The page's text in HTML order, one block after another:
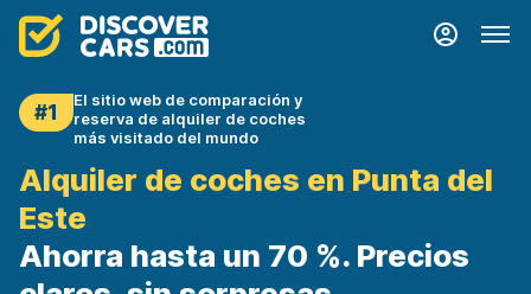
#1
El sitio web de comparación y
reserva de alquiler de coches
más visitado del mundo
Alquiler de coches en Punta del
Este
Ahorra hasta un 70 %. Precios